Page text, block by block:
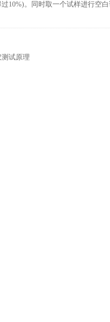
10%)。同时取一个试样进行空
试原理